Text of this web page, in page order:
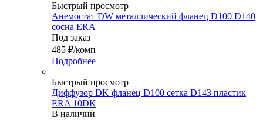
Быстрый просмотр
Анемостат DW металлический фланец D100 D140
сосна ERA
Под заказ
485 ₽/комп
Подробнее
Быстрый просмотр
Диффузор DK фланец D100 сетка D143 пластик
ERA 10DK
В наличии